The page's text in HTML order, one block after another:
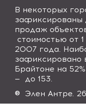
В некоторых
зафиксированы
продаж
стоимостью от
2007 года.
зафиксировано
Брайтоне на
— до 153.
® Элен Антре.